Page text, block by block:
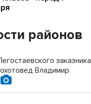
районов
заказника
Владимир